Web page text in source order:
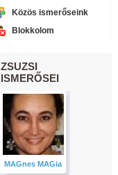
Közös ismerőseink
Blokkolom
ZSUZSI
ISMERŐSEI
MAGnes MAGia